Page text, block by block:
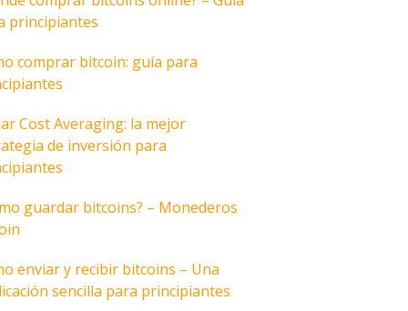
principiantes
comprar bitcoin: guía para
Cost Averaging: la mejor
de inversión para
guardar bitcoins? – Monederos
enviar y recibir bitcoins – Una
sencilla para principiantes